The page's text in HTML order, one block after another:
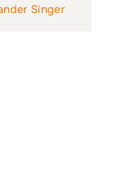
Singer